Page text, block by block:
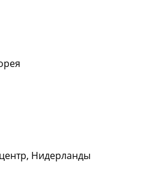
Нидерлaнды